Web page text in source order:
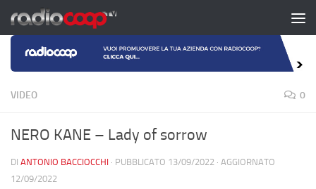
Salta al contenuto
VIDEO 0
NERO KANE – Lady of sorrow
DI ANTONIO BACCIOCCHI · PUBBLICATO 13/09/2022 · AGGIORNATO
12/09/2022